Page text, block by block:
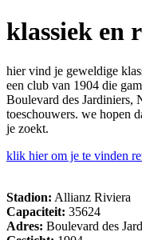
klassiek en
hier vind je geweldige
een club van 1904 die
Boulevard des Jardiniers,
toeschouwers. we hopen
je zoekt.
klik hier om je te vinden
Stadion: Allianz Riviera
Capaciteit: 35624
Adres: Boulevard des